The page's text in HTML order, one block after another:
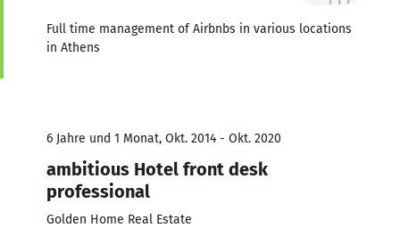
Full time management of Airbnbs in various locations
in Athens
6 Jahre und 1 Monat, Okt. 2014 - Okt. 2020
ambitious Hotel front desk
professional
Golden Home Real Estate